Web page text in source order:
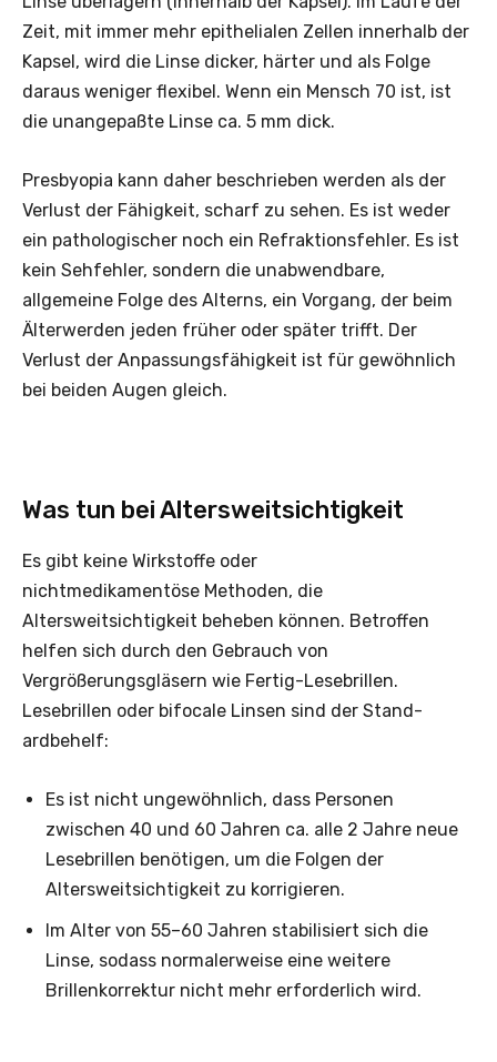
Zeit, mit immer mehr epithelialen Zellen innerhalb der
Kapsel, wird die Linse dicker, ­härter und als Folge
daraus weniger ­flexibel. Wenn ein Mensch 70 ist, ist
die unangepaßte Linse ca. 5 mm dick.
Presbyopia kann daher beschrieben werden als der
Verlust der Fähigkeit, scharf zu sehen. Es ist weder
ein pathologischer noch ein Refraktionsfehler. Es ist
kein Sehfehler, sondern die unabwendbare,
allgemeine Folge des Alterns, ein Vorgang, der beim
Älterwerden jeden früher oder später trifft. Der
Verlust der Anpassungsfähigkeit ist für gewöhnlich
bei beiden Augen gleich.
Was tun bei Altersweitsichtigkeit
Es gibt keine Wirkstoffe oder
nichtmedikamentöse Methoden, die
Altersweitsichtigkeit beheben können. Betroffen
helfen sich durch den Gebrauch von
Vergrößerungsgläsern wie Fertig-Lesebrillen.
Lesebrillen oder bifocale Linsen sind der Stand­
ardbehelf:
Es ist nicht ungewöhnlich, dass Personen
zwischen 40 und 60 Jahren ca. alle 2 Jahre neue
Lese­brillen benötigen, um die Folgen der
Altersweitsichtigkeit zu korrigieren.
Im Alter von 55–60 Jahren stabilisiert sich die
Linse, sodass normalerweise eine weitere
Brillenkorrektur nicht mehr ­erforderlich wird.